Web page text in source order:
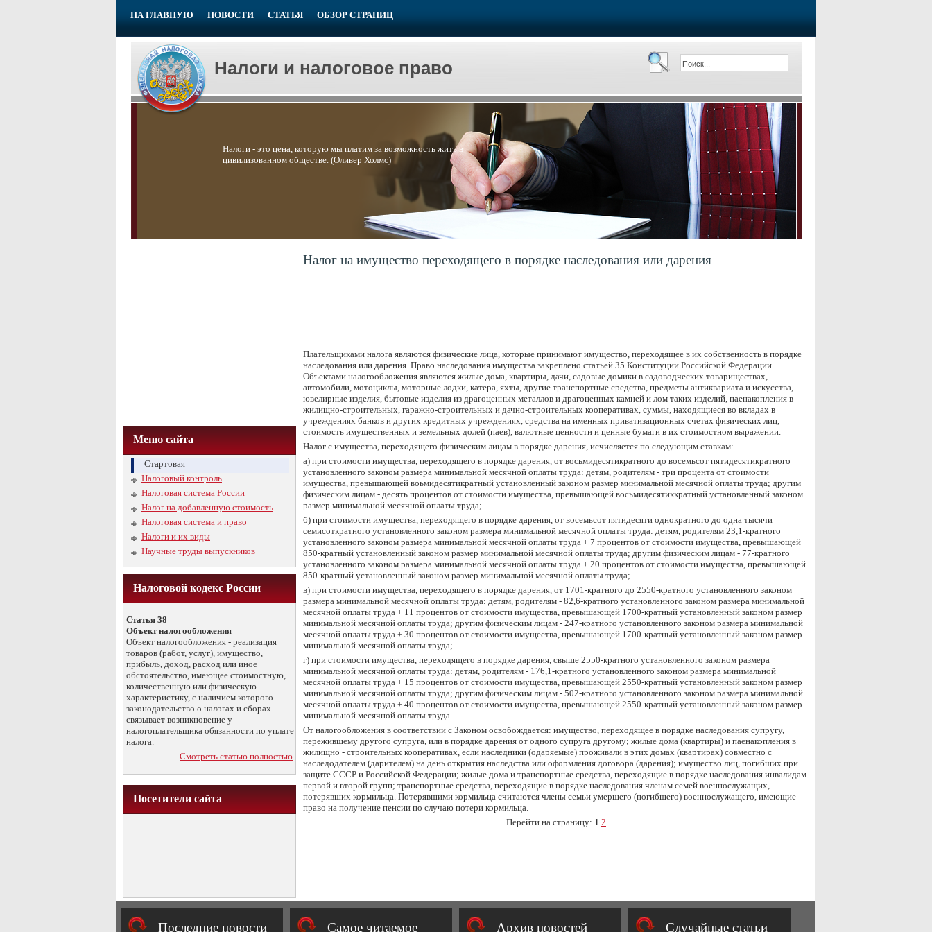
НА ГЛАВНУЮ НОВОСТИ СТАТЬЯ ОБЗОР СТРАНИЦ
Налоги и налоговое право
Налоги - это цена, которую мы платим за возможность жить в
цивилизованном обществе. (Оливер Холмс)
Меню сайта
Стартовая
Налоговый контроль
Налоговая система России
Налог на добавленную стоимость
Налоговая система и право
Налоги и их виды
Научные труды выпускников
Налоговой кодекс России
Статья 38
Объект налогообложения
Объект налогообложения - реализация
товаров (работ, услуг), имущество,
прибыль, доход, расход или иное
обстоятельство, имеющее стоимостную,
количественную или физическую
характеристику, с наличием которого
законодательство о налогах и сборах
связывает возникновение у
налогоплательщика обязанности по уплате
налога.
Смотреть статью полностью
Посетители сайта
Налог на имущество переходящего в порядке наследования или дарения
Плательщиками налога являются физические лица, которые принимают имущество, переходящее в их собственность в порядке
наследования или дарения. Право наследования имущества закреплено статьей 35 Конституции Российской Федерации.
Объектами налогообложения являются жилые дома, квартиры, дачи, садовые домики в садоводческих товариществах,
автомобили, мотоциклы, моторные лодки, катера, яхты, другие транспортные средства, предметы антиквариата и искусства,
ювелирные изделия, бытовые изделия из драгоценных металлов и драгоценных камней и лом таких изделий, паенакопления в
жилищно-строительных, гаражно-строительных и дачно-строительных кооперативах, суммы, находящиеся во вкладах в
учреждениях банков и других кредитных учреждениях, средства на именных приватизационных счетах физических лиц,
стоимость имущественных и земельных долей (паев), валютные ценности и ценные бумаги в их стоимостном выражении.
Налог с имущества, переходящего физическим лицам в порядке дарения, исчисляется по следующим ставкам:
а) при стоимости имущества, переходящего в порядке дарения, от восьмидесятикратного до восемьсот пятидесятикратного
установленного законом размера минимальной месячной оплаты труда: детям, родителям - три процента от стоимости
имущества, превышающей воьмидесятикратный установленный законом размер минимальной месячной оплаты труда; другим
физическим лицам - десять процентов от стоимости имущества, превышающей восьмидесятиккратный установленный законом
размер минимальной месячной оплаты труда;
б) при стоимости имущества, переходящего в порядке дарения, от восемьсот пятидесяти однократного до одна тысячи
семисоткратного установленного законом размера минимальной месячной оплаты труда: детям, родителям 23,1-кратного
установленного законом размера минимальной месячной оплаты труда + 7 процентов от стоимости имущества, превышающей
850-кратный установленный законом размер минимальной месячной оплаты труда; другим физическим лицам - 77-кратного
установленного законом размера минимальной месячной оплаты труда + 20 процентов от стоимости имущества, превышающей
850-кратный установленный законом размер минимальной месячной оплаты труда;
в) при стоимости имущества, переходящего в порядке дарения, от 1701-кратного до 2550-кратного установленного законом
размера минимальной месячной оплаты труда: детям, родителям - 82,6-кратного установленного законом размера минимальной
месячной оплаты труда + 11 процентов от стоимости имущества, превышающей 1700-кратный установленный законом размер
минимальной месячной оплаты труда; другим физическим лицам - 247-кратного установленного законом размера минимальной
месячной оплаты труда + 30 процентов от стоимости имущества, превышающей 1700-кратный установленный законом размер
минимальной месячной оплаты труда;
г) при стоимости имущества, переходящего в порядке дарения, свыше 2550-кратного установленного законом размера
минимальной месячной оплаты труда: детям, родителям - 176,1-кратного установленного законом размера минимальной
месячной оплаты труда + 15 процентов от стоимости имущества, превышающей 2550-кратный установленный законом размер
минимальной месячной оплаты труда; другим физическим лицам - 502-кратного установленного законом размера минимальной
месячной оплаты труда + 40 процентов от стоимости имущества, превышающей 2550-кратный установленный законом размер
минимальной месячной оплаты труда.
От налогообложения в соответствии с Законом освобождается: имущество, переходящее в порядке наследования супругу,
пережившему другого супруга, или в порядке дарения от одного супруга другому; жилые дома (квартиры) и паенакопления в
жилищно - строительных кооперативах, если наследники (одаряемые) проживали в этих домах (квартирах) совместно с
наследодателем (дарителем) на день открытия наследства или оформления договора (дарения); имущество лиц, погибших при
защите СССР и Российской Федерации; жилые дома и транспортные средства, переходящие в порядке наследования инвалидам
первой и второй групп; транспортные средства, переходящие в порядке наследования членам семей военнослужащих,
потерявших кормильца. Потерявшими кормильца считаются члены семьи умершего (погибшего) военнослужащего, имеющие
право на получение пенсии по случаю потери кормильца.
Перейти на страницу: 1 2
Последние новости Cамое читаемое Архив новостей Случайные статьи